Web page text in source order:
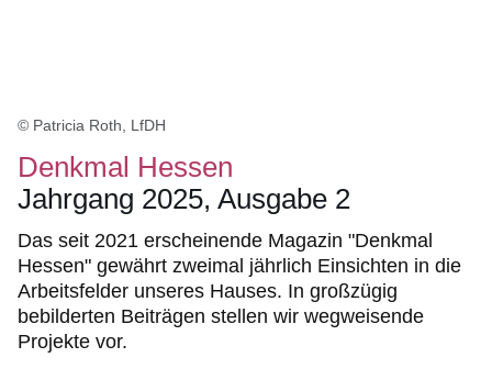
© Patricia Roth, LfDH
Denkmal Hessen
Jahrgang 2025, Ausgabe 2
Das seit 2021 erscheinende Magazin "Denkmal
Hessen" gewährt zweimal jährlich Einsichten in die
Arbeitsfelder unseres Hauses. In großzügig
bebilderten Beiträgen stellen wir wegweisende
Projekte vor.